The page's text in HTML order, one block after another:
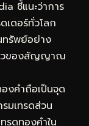
ชี้แนะว่าการ
เดอร์ทั่วโลก
ทรัพย์อย่าง
ไวของสัญญาณ
องคำถือเป็นจุด
มเทรดส่วน
รดทองคำใน